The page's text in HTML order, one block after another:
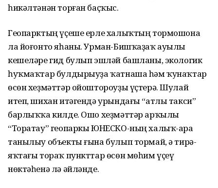
һикәлтәнән торған баҫҡыс.
Геопарктың үҫеше ерле халыҡтың тормошона
ла йоғонто яһаны. Урман-Бишҡаҙаҡ ауылы
кешеләре гид булып эшләй башланы, экологик
һуҡмаҡтар булдырыуҙа ҡатнаша һәм ҡунаҡтар
өсөн хеҙмәттәр ойоштороуҙы үҫтерә. Шулай
итеп, шихан итәгендә урындағы “атлы такси”
барлыҡҡа килде. Ошо хеҙмәттәр арҡылы
“Торатау” геопаркы ЮНЕСКО-ның халыҡ-ара
танылыу объекты ғына булып тормай, ә тирә-
яҡтағы тораҡ пункттар өсөн мөһим үҫеү
нөктәһенә лә әйләнде.